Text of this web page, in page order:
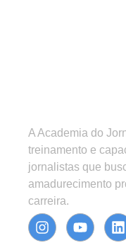
A Academia do
treinamento e
jornalistas que
amadurecimento
carreira.